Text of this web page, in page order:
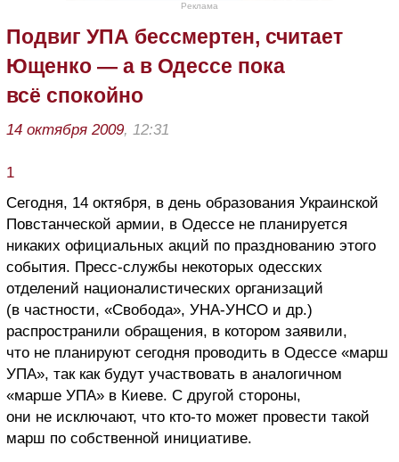
Реклама
Подвиг УПА бессмертен, считает
Ющенко — а в Одессе пока
всё спокойно
14 октября 2009, 12:31
1
Сегодня, 14 октября, в день образования Украинской
Повстанческой армии, в Одессе не планируется
никаких официальных акций по празднованию этого
события. Пресс-службы некоторых одесских
отделений националистических организаций
(в частности, «Свобода», УНА-УНСО и др.)
распространили обращения, в котором заявили,
что не планируют сегодня проводить в Одессе «марш
УПА», так как будут участвовать в аналогичном
«марше УПА» в Киеве. С другой стороны,
они не исключают, что кто-то может провести такой
марш по собственной инициативе.